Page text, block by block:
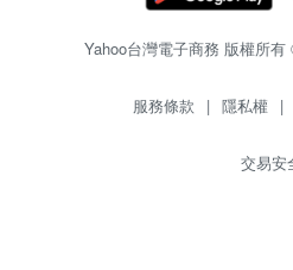
Yahoo台灣電子商務 版權所
服務條款 | 隱私權 |
交易安